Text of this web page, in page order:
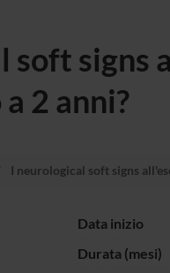
soft signs
2 anni?
I neurological soft signs
Data inizio
Durata (mesi)